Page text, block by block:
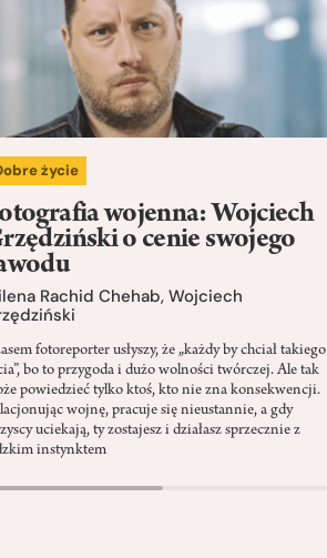
życie
wojenna: Wojciech
o cenie swojego
Rachid Chehab, Wojciech
fotoreporter usłyszy, że „każdy by chciał takiego
bo to przygoda i dużo wolności twórczej. Ale tak
powiedzieć tylko ktoś, kto nie zna konsekwencji.
wojnę, pracuje się nieustannie, a gdy
uciekają, ty zostajesz i działasz sprzecznie z
instynktem